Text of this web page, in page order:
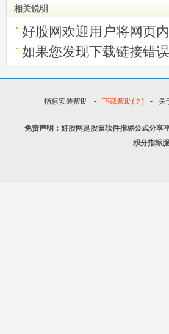
相关说明
好股网欢迎用户将网页
如果您发现下载链接错
指标安装帮助 - 下载帮助(？) - 关
免责声明：好股网是股票软件指标公式分享
积分指标